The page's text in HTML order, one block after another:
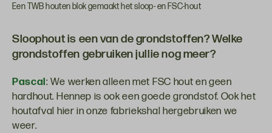
Een TWB houten blok gemaakt het sloop- en FSC-hout
Sloophout is een van de grondstoffen? Welke
grondstoffen gebruiken jullie nog meer?
Pascal: We werken alleen met FSC hout en geen
hardhout. Hennep is ook een goede grondstof. Ook het
houtafval hier in onze fabriekshal hergebruiken we
weer.